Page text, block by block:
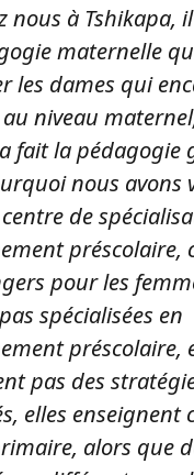
nous à Tshikapa, il
maternelle
les dames qui
niveau
fait la pédagogie
nous avons
de
préscolaire,
pour les
spécialisées en
préscolaire,
pas des
elles enseignent
alors que